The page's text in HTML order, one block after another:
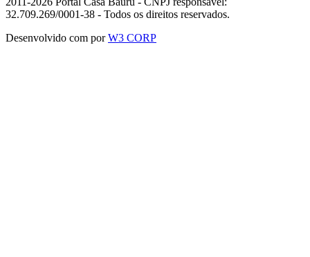
32.709.269/0001-38 - Todos os direitos reservados.
Desenvolvido com porW3 CORP